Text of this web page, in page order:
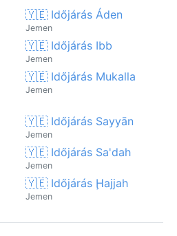
🇾🇪 Időjárás Áden
Jemen
🇾🇪 Időjárás Ibb
Jemen
🇾🇪 Időjárás Mukalla
Jemen
🇾🇪 Időjárás Sayyān
Jemen
🇾🇪 Időjárás Sa'dah
Jemen
🇾🇪 Időjárás Ḩajjah
Jemen